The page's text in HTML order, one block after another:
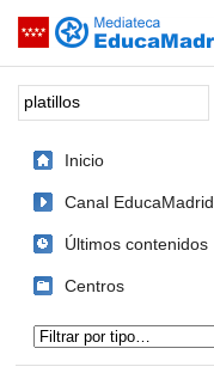
Saltar navegación
Palabra o frase:
Inicio
Canal EducaMadrid
Últimos contenidos
Centros